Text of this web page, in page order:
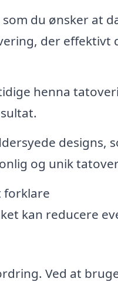
du ønsker at
der effektivt
henna
designs,
og unik
forklare
kan reducere
Ved at